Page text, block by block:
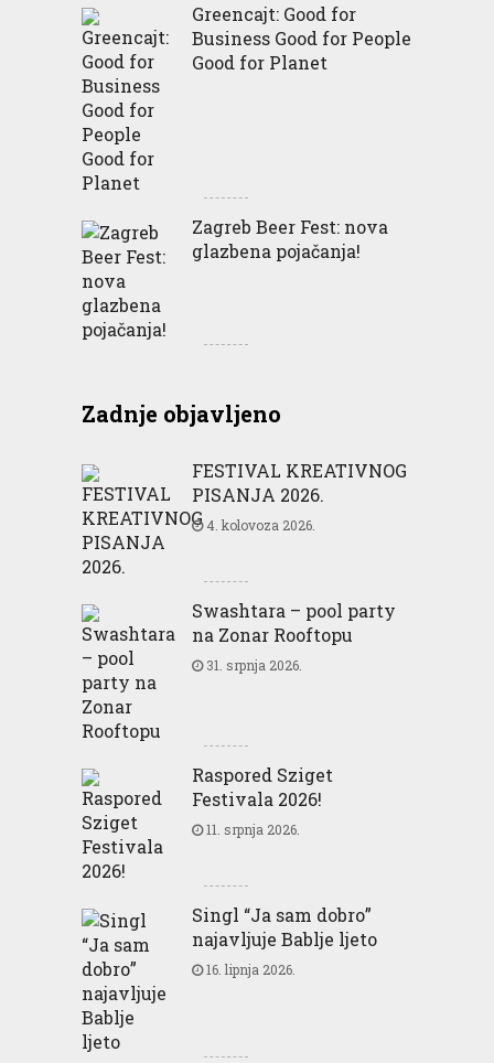
Greencajt: Good for
Business Good for People
Good for Planet
Zagreb Beer Fest: nova
glazbena pojačanja!
Zadnje objavljeno
FESTIVAL KREATIVNOG
PISANJA 2026.
4. kolovoza 2026.
Swashtara – pool party
na Zonar Rooftopu
31. srpnja 2026.
Raspored Sziget
Festivala 2026!
11. srpnja 2026.
Singl “Ja sam dobro”
najavljuje Bablje ljeto
16. lipnja 2026.